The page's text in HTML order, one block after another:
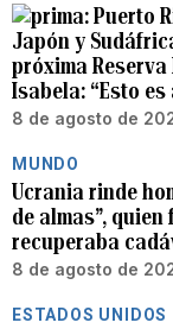
Puerto
Japón y
próxima
Isabela: “Esto
8 de agosto de
MUNDO
Ucrania rinde
de almas”,
recuperaba
8 de agosto de
ESTADOS UNIDOS